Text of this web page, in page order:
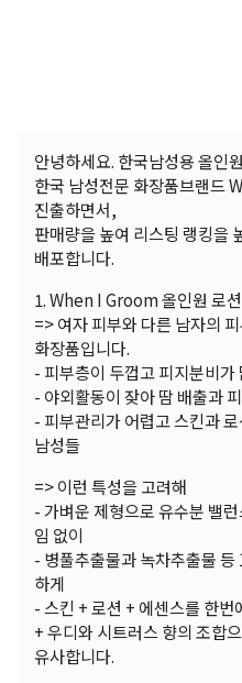
안녕하세요. 한국남성용 올인
한국 남성전문 화장품브랜드
진출하면서,
판매량을 높여 리스팅 랭킹을
배포합니다.
1. When I Groom 올인원 로
=> 여자 피부와 다른 남자의
화장품입니다.
- 피부층이 두껍고 피지분비가
- 야외활동이 잦아 땀 배출과
- 피부관리가 어렵고 스킨과
남성들
=> 이런 특성을 고려해
- 가벼운 제형으로 유수분 밸
임 없이
- 병풀추출물과 녹차추출물
하게
- 스킨 + 로션 + 에센스를 한번
+ 우디와 시트러스 향의 조합
유사합니다.